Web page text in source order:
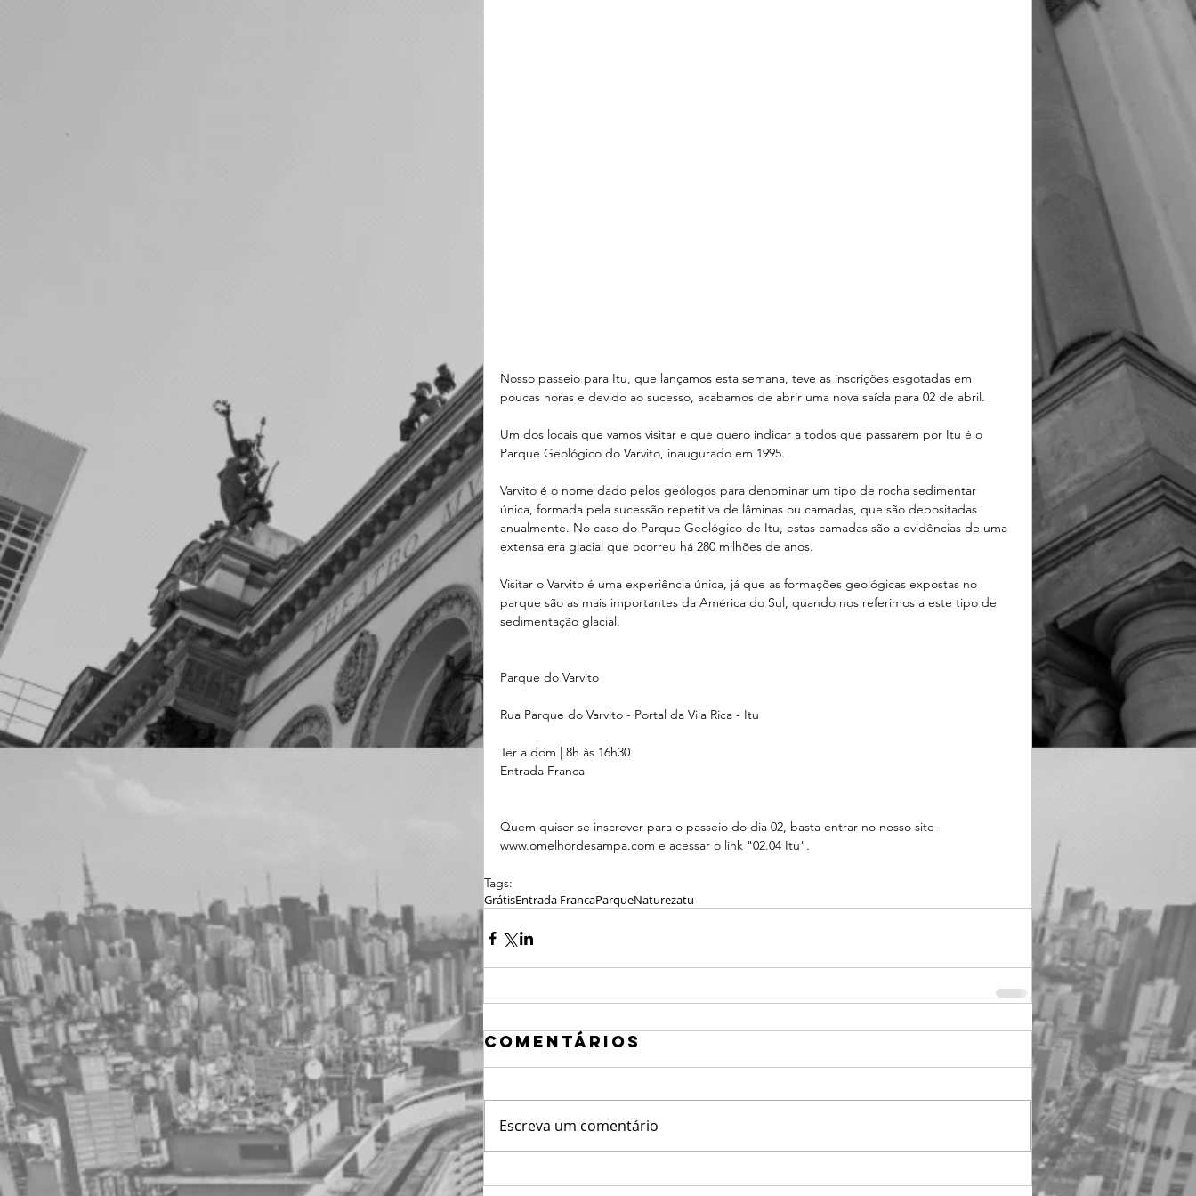
Nosso passeio para Itu, que lançamos esta semana, teve as inscrições esgotadas em
poucas horas e devido ao sucesso, acabamos de abrir uma nova saída para 02 de abril.
Um dos locais que vamos visitar e que quero indicar a todos que passarem por Itu é o
Parque Geológico do Varvito, inaugurado em 1995.
Varvito é o nome dado pelos geólogos para denominar um tipo de rocha sedimentar
única, formada pela sucessão repetitiva de lâminas ou camadas, que são depositadas
anualmente. No caso do Parque Geológico de Itu, estas camadas são a evidências de uma
extensa era glacial que ocorreu há 280 milhões de anos.
Visitar o Varvito é uma experiência única, já que as formações geológicas expostas no
parque são as mais importantes da América do Sul, quando nos referimos a este tipo de
sedimentação glacial.
Parque do Varvito
Rua Parque do Varvito - Portal da Vila Rica - Itu
Ter a dom | 8h às 16h30
Entrada Franca
Quem quiser se inscrever para o passeio do dia 02, basta entrar no nosso site
www.omelhordesampa.com e acessar o link "02.04 Itu".
Tags:
GrátisEntrada FrancaParqueNaturezatu
Comentários
Escreva um comentário